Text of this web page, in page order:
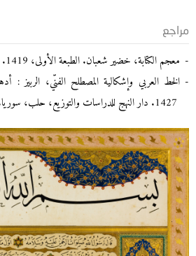
مراجع
معجم الكتابة، خضير شعبان. الطبعة الأولى، 1419. دار اللسان العربي، الجزائر.
الخط العربي وإشكالية المصطلح الفنّي، الربيز :
1427. دار النهج للدراسات والتوزيع، حلب، سوريا.